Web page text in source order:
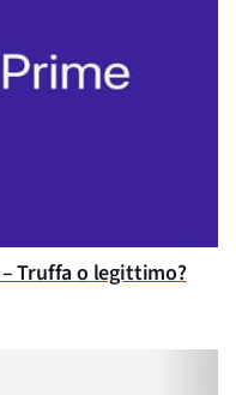
Truffa o legittimo?